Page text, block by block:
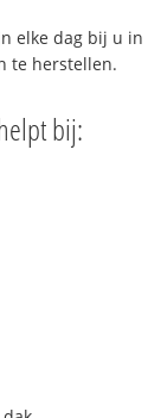
elke dag bij u in
te herstellen.
bij: